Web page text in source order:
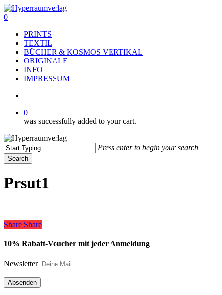
Skip
to
content
search
0
PRINTS
TEXTIL
BÜCHER & KOSMOS VERTIKAL
ORIGINALE
INFO
IMPRESSUM
0
was successfully added to your cart.
Press enter to begin your search
Search
Search
Prsut1
Share
Share Share
10% Rabatt-Voucher mit jeder Anmeldung
Newsletter